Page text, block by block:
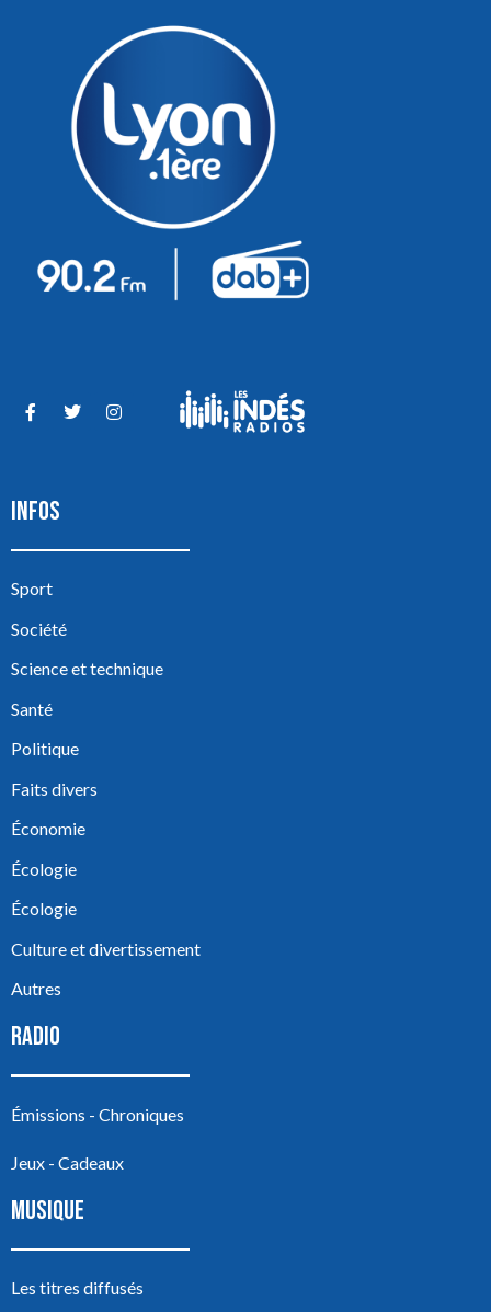
INFOS
Sport
Société
Science et technique
Santé
Politique
Faits divers
Économie
Écologie
Écologie
Culture et divertissement
Autres
RADIO
Émissions - Chroniques
Jeux - Cadeaux
MUSIQUE
Les titres diffusés